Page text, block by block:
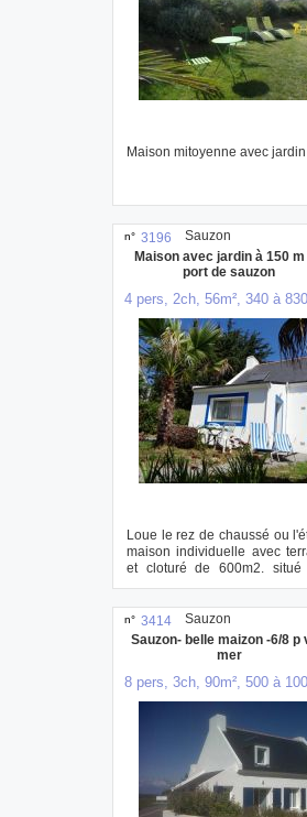
Maison mitoyenne avec
n° 3196
Maison avec jardin à 150 m
port de sauzon
4 pers, 2ch, 56m², 340 à
Loue le rez de chaussé ou
maison individuelle avec
et cloturé de 600m2. situé
dan...
Sauzon
n° 3414
Sauzon- belle maizon -6/8 p
mer
8 pers, 3ch, 90m², 500 à
Sauzon